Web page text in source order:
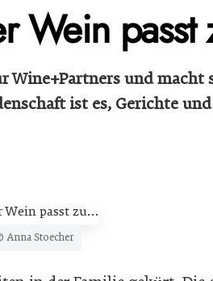
Wein
und macht
ist es, Gerichte
Anna Stoecher